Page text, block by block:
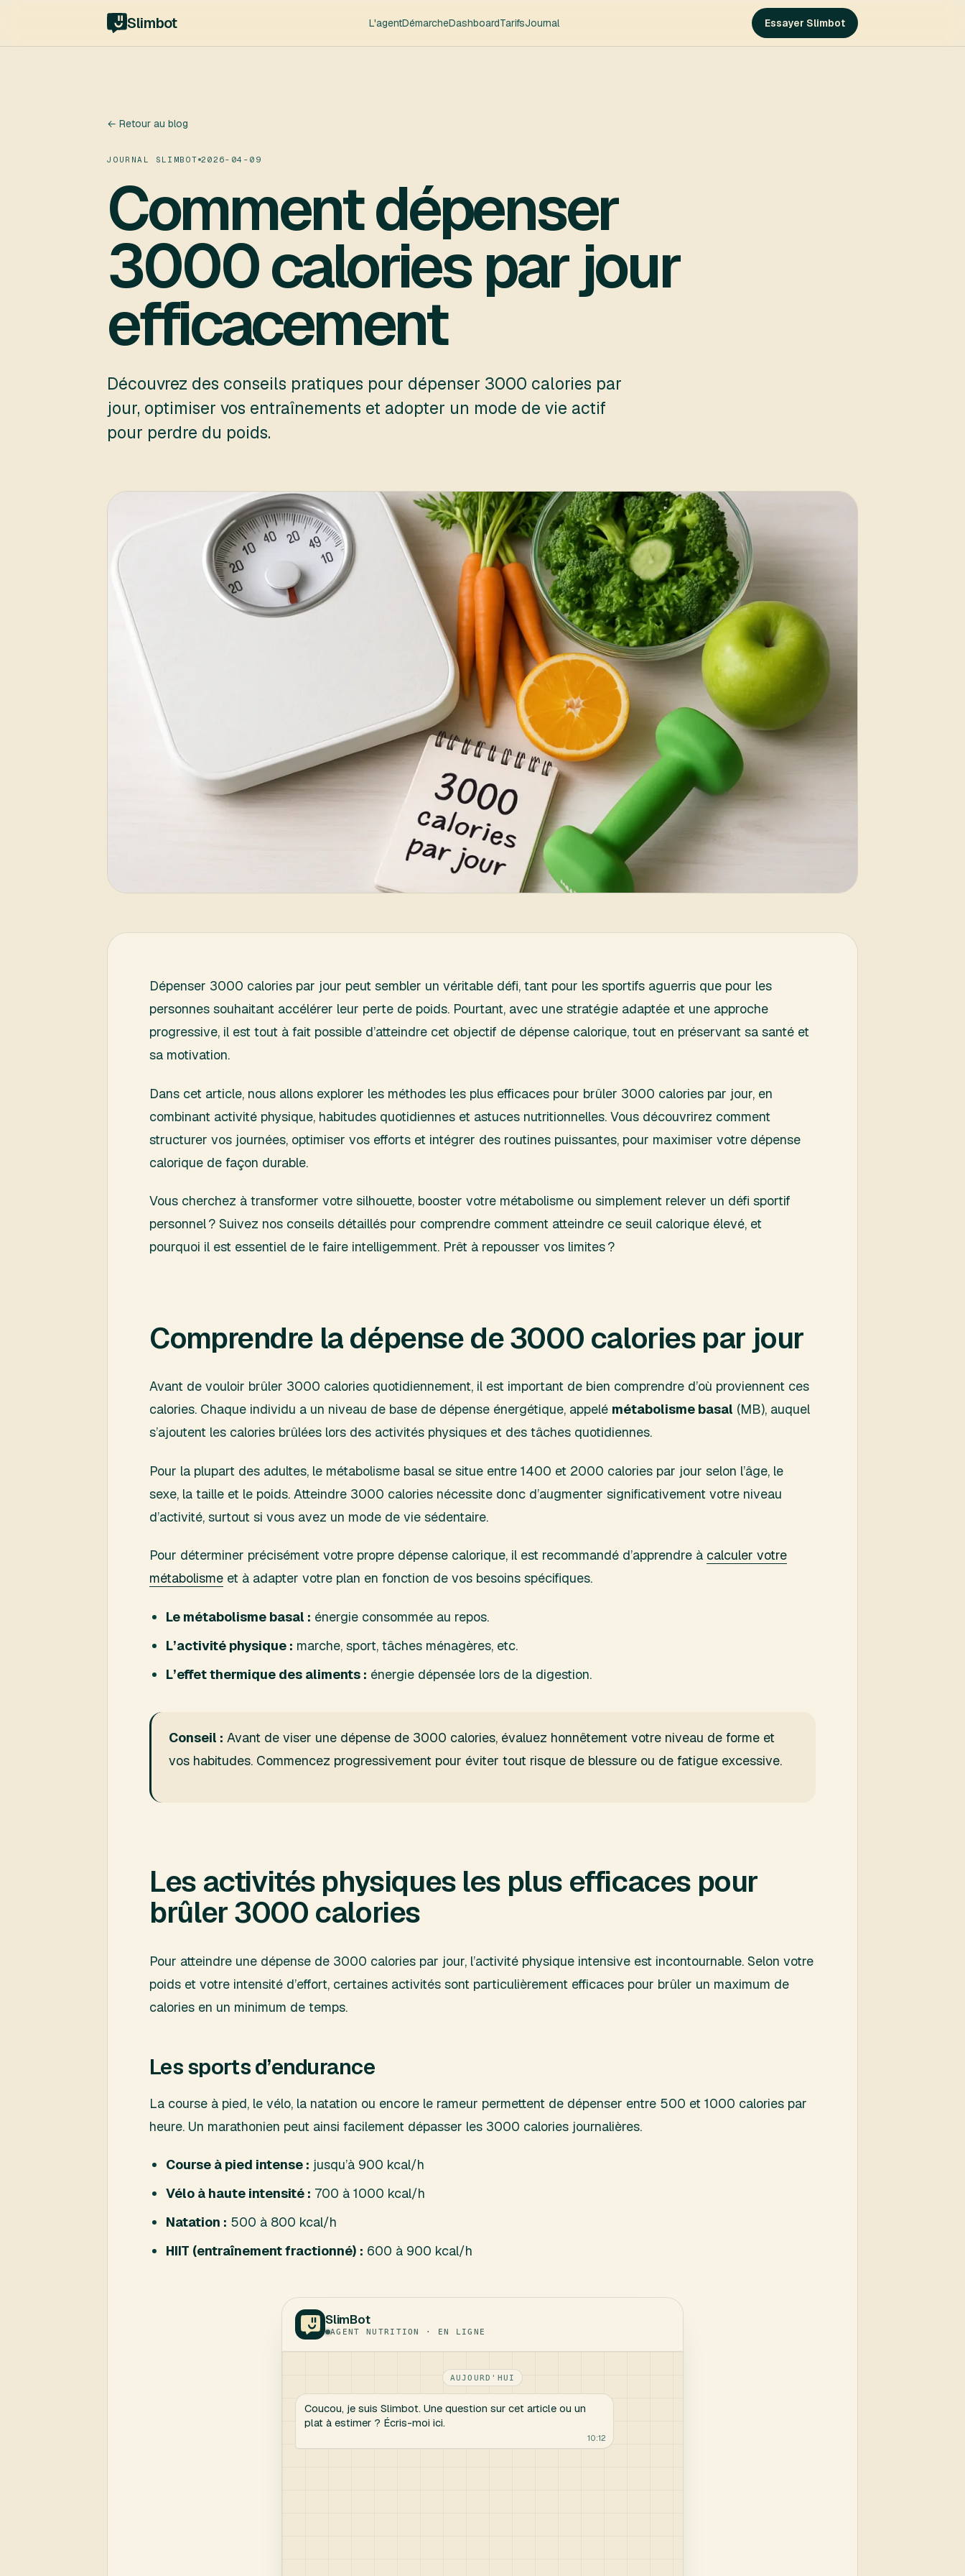
Slimbot L'agentDémarcheDashboardTarifsJournal Essayer Slimbot
← Retour au blog
JOURNAL SLIMBOT 2026-04-09
Comment dépenser
3000 calories par jour
efficacement
Découvrez des conseils pratiques pour dépenser 3000 calories par
jour, optimiser vos entraînements et adopter un mode de vie actif
pour perdre du poids.
Dépenser 3000 calories par jour peut sembler un véritable défi, tant pour les sportifs aguerris que pour les
personnes souhaitant accélérer leur perte de poids. Pourtant, avec une stratégie adaptée et une approche
progressive, il est tout à fait possible d’atteindre cet objectif de dépense calorique, tout en préservant sa santé et
sa motivation.
Dans cet article, nous allons explorer les méthodes les plus efficaces pour brûler 3000 calories par jour, en
combinant activité physique, habitudes quotidiennes et astuces nutritionnelles. Vous découvrirez comment
structurer vos journées, optimiser vos efforts et intégrer des routines puissantes, pour maximiser votre dépense
calorique de façon durable.
Vous cherchez à transformer votre silhouette, booster votre métabolisme ou simplement relever un défi sportif
personnel ? Suivez nos conseils détaillés pour comprendre comment atteindre ce seuil calorique élevé, et
pourquoi il est essentiel de le faire intelligemment. Prêt à repousser vos limites ?
Comprendre la dépense de 3000 calories par jour
Avant de vouloir brûler 3000 calories quotidiennement, il est important de bien comprendre d’où proviennent ces
calories. Chaque individu a un niveau de base de dépense énergétique, appelé métabolisme basal (MB), auquel
s’ajoutent les calories brûlées lors des activités physiques et des tâches quotidiennes.
Pour la plupart des adultes, le métabolisme basal se situe entre 1400 et 2000 calories par jour selon l’âge, le
sexe, la taille et le poids. Atteindre 3000 calories nécessite donc d’augmenter significativement votre niveau
d’activité, surtout si vous avez un mode de vie sédentaire.
Pour déterminer précisément votre propre dépense calorique, il est recommandé d’apprendre à calculer votre
métabolisme et à adapter votre plan en fonction de vos besoins spécifiques.
Le métabolisme basal : énergie consommée au repos.
L’activité physique : marche, sport, tâches ménagères, etc.
L’effet thermique des aliments : énergie dépensée lors de la digestion.
Conseil : Avant de viser une dépense de 3000 calories, évaluez honnêtement votre niveau de forme et
vos habitudes. Commencez progressivement pour éviter tout risque de blessure ou de fatigue excessive.
Les activités physiques les plus efficaces pour
brûler 3000 calories
Pour atteindre une dépense de 3000 calories par jour, l’activité physique intensive est incontournable. Selon votre
poids et votre intensité d’effort, certaines activités sont particulièrement efficaces pour brûler un maximum de
calories en un minimum de temps.
Les sports d’endurance
La course à pied, le vélo, la natation ou encore le rameur permettent de dépenser entre 500 et 1000 calories par
heure. Un marathonien peut ainsi facilement dépasser les 3000 calories journalières.
Course à pied intense : jusqu’à 900 kcal/h
Vélo à haute intensité : 700 à 1000 kcal/h
Natation : 500 à 800 kcal/h
HIIT (entraînement fractionné) : 600 à 900 kcal/h